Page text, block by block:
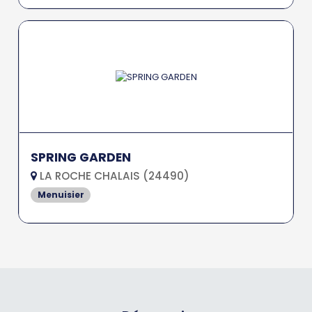
SPRING GARDEN
LA ROCHE CHALAIS (24490)
Menuisier